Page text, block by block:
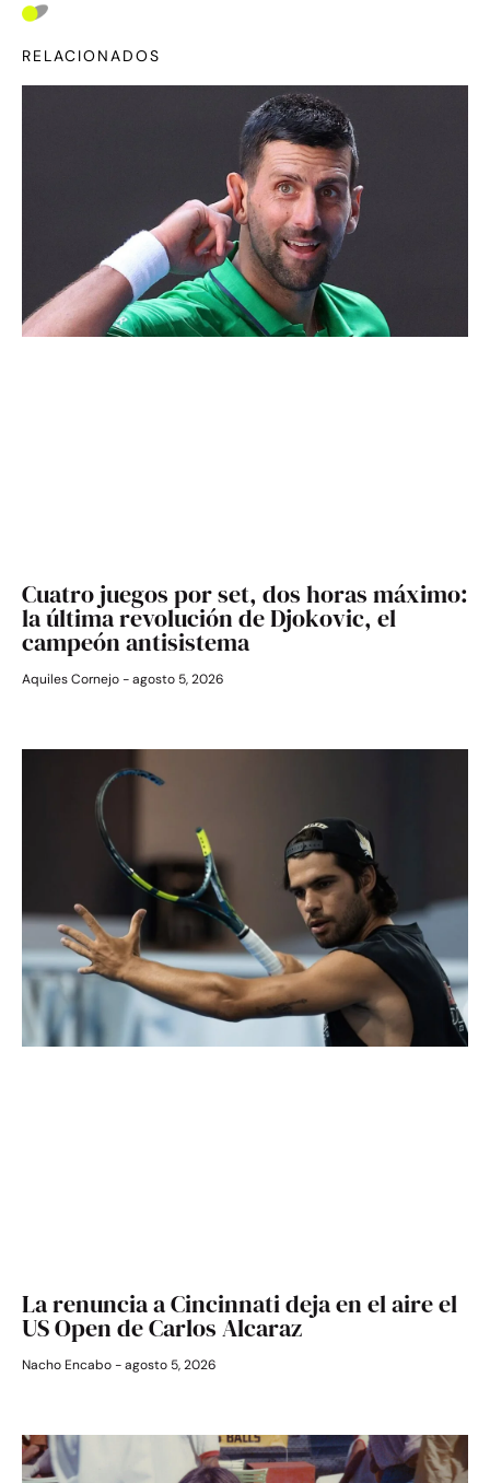
RELACIONADOS
Cuatro juegos por set, dos horas máximo:
la última revolución de Djokovic, el
campeón antisistema
Aquiles Cornejo agosto 5, 2026
La renuncia a Cincinnati deja en el aire el
US Open de Carlos Alcaraz
Nacho Encabo agosto 5, 2026